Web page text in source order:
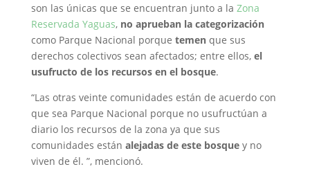
son las únicas que se encuentran junto a la Zona
Reservada Yaguas, no aprueban la categorización
como Parque Nacional porque temenque sus
derechos colectivos sean afectados; entre ellos,el
usufructo de los recursos en el bosque.
“Las otras veinte comunidades están de acuerdo con
que sea Parque Nacional porque no usufructúan a
diario los recursos de la zona ya que sus
comunidades están alejadas de este bosquey no
viven de él. ”, mencionó.